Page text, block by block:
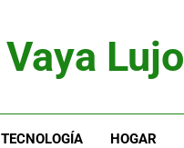
Vaya Lujo
TECNOLOGÍA HOGAR